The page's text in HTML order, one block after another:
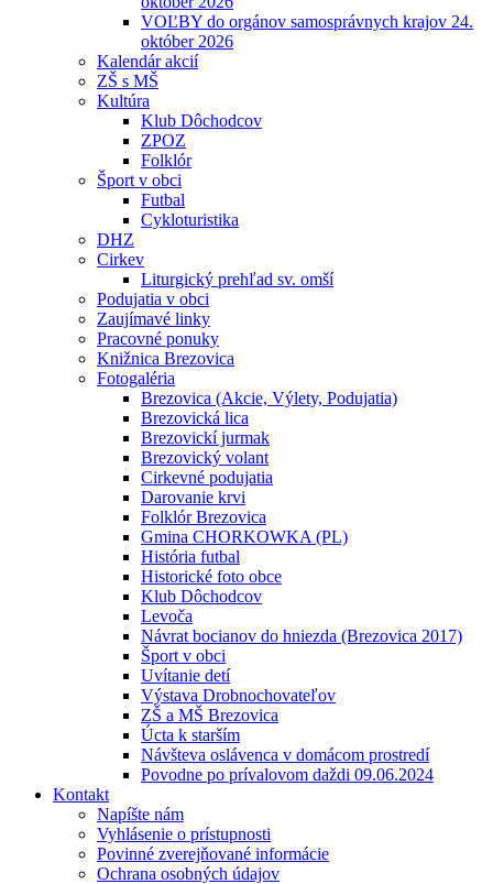
VOĽBY do orgánov samosprávnych krajov 24.
október 2026
Kalendár akcií
ZŠ s MŠ
Kultúra
Klub Dôchodcov
ZPOZ
Folklór
Šport v obci
Futbal
Cykloturistika
DHZ
Cirkev
Liturgický prehľad sv. omší
Podujatia v obci
Zaujímavé linky
Pracovné ponuky
Knižnica Brezovica
Fotogaléria
Brezovica (Akcie, Výlety, Podujatia)
Brezovická lica
Brezovickí jurmak
Brezovický volant
Cirkevné podujatia
Darovanie krvi
Folklór Brezovica
Gmina CHORKOWKA (PL)
História futbal
Historické foto obce
Klub Dôchodcov
Levoča
Návrat bocianov do hniezda (Brezovica 2017)
Šport v obci
Uvítanie detí
Výstava Drobnochovateľov
ZŠ a MŠ Brezovica
Úcta k starším
Návšteva oslávenca v domácom prostredí
Povodne po prívalovom daždi 09.06.2024
Kontakt
Napíšte nám
Vyhlásenie o prístupnosti
Povinné zverejňované informácie
Ochrana osobných údajov